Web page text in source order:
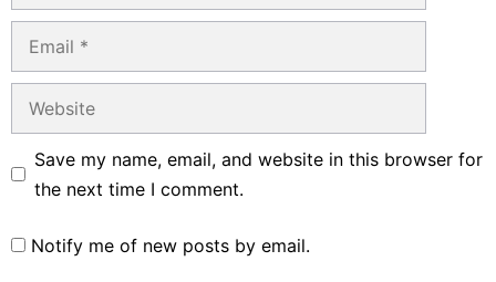
Save my name, email, and website in this browser for
the next time I comment.
Notify me of new posts by email.